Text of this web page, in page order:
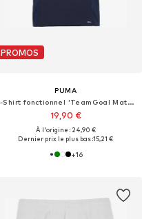
PROMOS
PUMA
T-Shirt fonctionnel 'TeamGoal Matchday'
19,90 €
À l'origine : 24,90 €
Dernier prix le plus bas :15,21 €
+16